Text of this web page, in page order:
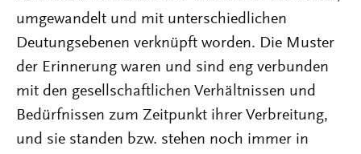
umgewandelt und mit unterschiedlichen
Deutungsebenen verknüpft worden. Die Muster
der Erinnerung waren und sind eng verbunden
mit den gesellschaftlichen Verhältnissen und
Bedürfnissen zum Zeitpunkt ihrer Verbreitung,
und sie standen bzw. stehen noch immer in